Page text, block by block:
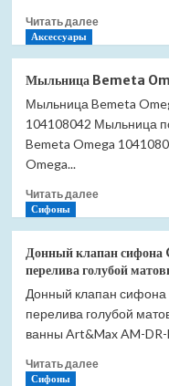
цена)
Читать далееПрочитать
Slezak
RAV
Colorado
COA0300
Аксессуары
Мыльница Bemeta
Мыльница Bemeta
104108042 Мыльница
Bemeta Omega
Omega...
Читать далееПрочитать
Bemeta
Omega
104108042
(Лучшая
цена)
Сифоны
Донный клапан
перелива голубой
Донный клапан сифона
перелива голубой
ванны Art&Max AM-
Читать далееПрочитать
Сифоны